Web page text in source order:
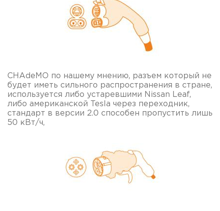
CHAdeMO по нашему мнению, разъем который не
будет иметь сильного распространения в стране,
используется либо устаревшими Nissan Leaf,
либо американской Tesla через переходник,
стандарт в версии 2.0 способен пропустить лишь
50 кВт/ч,